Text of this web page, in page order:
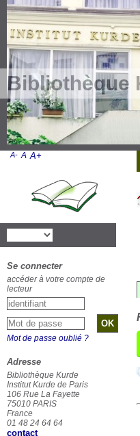
Bibliothèque
A- A A+
Se connecter
accéder à votre compte de
lecteur
Mot de passe oublié ?
Adresse
Bibliothèque Kurde
Institut Kurde de Paris
106 Rue La Fayette
75010 PARIS
France
01 48 24 64 64
contact